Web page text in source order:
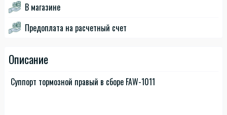
В магазине
Предоплата на расчетный счет
Описание
Суппорт тормозной правый в сборе FAW-1011